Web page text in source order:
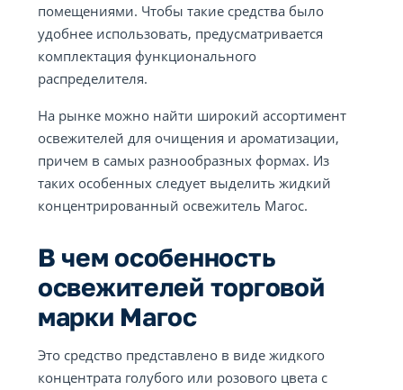
помещениями. Чтобы такие средства было
удобнее использовать, предусматривается
комплектация функционального
распределителя.
На рынке можно найти широкий ассортимент
освежителей для очищения и ароматизации,
причем в самых разнообразных формах. Из
таких особенных следует выделить жидкий
концентрированный освежитель Магос.
В чем особенность
освежителей торговой
марки Магос
Это средство представлено в виде жидкого
концентрата голубого или розового цвета с